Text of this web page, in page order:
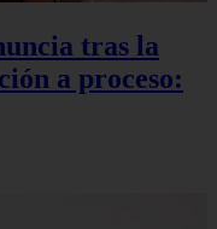
tras la
a proceso: